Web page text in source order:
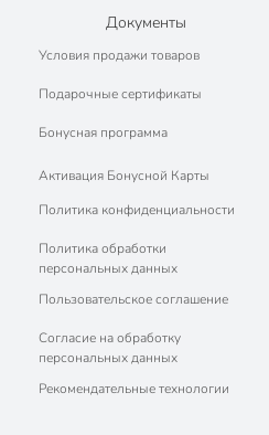
Документы
Условия продажи товаров
Подарочные сертификаты
Бонусная программа
Активация Бонусной Карты
Политика конфиденциальности
Политика обработки
персональных данных
Пользовательское соглашение
Согласие на обработку
персональных данных
Рекомендательные технологии